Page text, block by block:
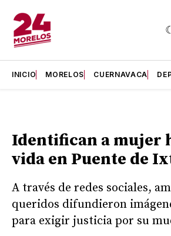
INICIO MORELOS CUERNAVACA
Identifican a mujer
vida en Puente de
A través de redes sociales,
queridos difundieron
para exigir justicia por su